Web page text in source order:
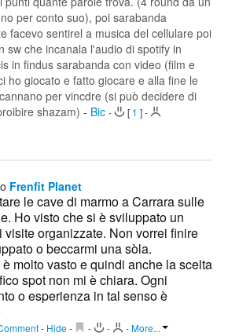
per conto suo), poi sarabanda
facevo sentirel a musica del cellulare poi
sw che incanala l'audio di spotify in
in findus sarabanda con video (film e
ho giocato e fatto giocare e alla fine le
per vincdre (si può decidere di
shazam) - Bic - [ 1 ]-
Frenfit Planet
le cave di marmo a Carrara sulle
Ho visto che si è sviluppato un
visite organizzate. Non vorrei finire
o beccarmi una sòla.
molto vasto e quindi anche la scelta
spot non mi è chiara. Ogni
o esperienza in tal senso è
- Hide - - - -More...